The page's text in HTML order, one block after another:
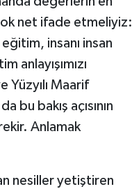
net ifade etmeliyiz:
insanı insan
Yüzyılı Maarif
bakış açısının
Anlamak
nesiller yetiştiren